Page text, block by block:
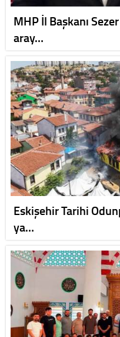
MHP İl Başkanı
aray…
Eskişehir Tarihi
ya…